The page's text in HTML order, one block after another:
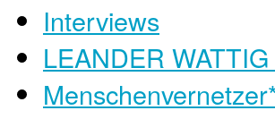
Interviews
LEANDER